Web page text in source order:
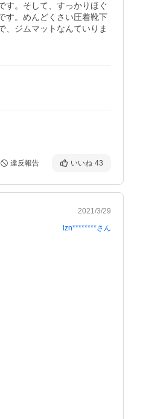
す。そして、すっかりほぐ
す。めんどくさい圧着靴下
、ジムマットなんていりま
違反報告 いいね 43
2021/3/29
lzn********さん